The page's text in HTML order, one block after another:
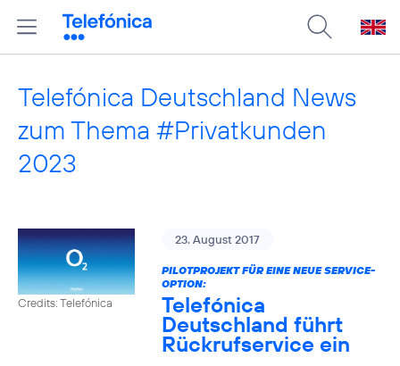
Telefónica Deutschland News
zum Thema #Privatkunden
2023
Credits: Telefónica
23. August 2017
PILOTPROJEKT FÜR EINE NEUE SERVICE-
OPTION:
Telefónica
Deutschland führt
Rückrufservice ein